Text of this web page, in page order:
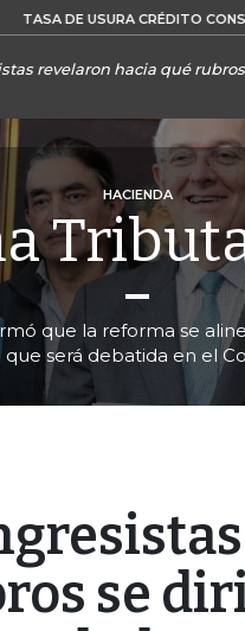
USURA CRÉDITO CONSUMO
revelaron hacia qué
HACIENDA
que la reforma se
será debatida en el
se